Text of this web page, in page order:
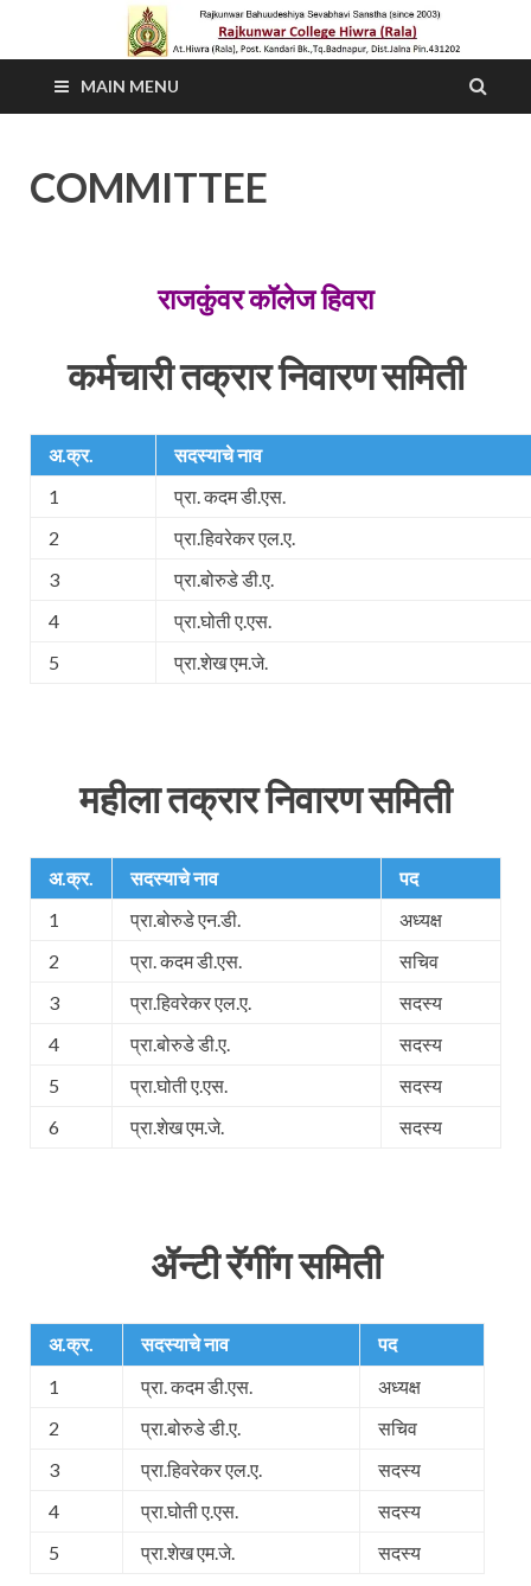
MAIN MENU
COMMITTEE
राजकुंवर कॉलेज हिवरा
कर्मचारी तक्रार निवारण समिती
अ.क्र.
सदस्याचे नाव
1
प्रा. कदम डी.एस.
2
प्रा.हिवरेकर एल.ए.
3
प्रा.बोरुडे डी.ए.
4
प्रा.घोती ए.एस.
5
प्रा.शेख एम.जे.
महीला तक्रार निवारण समिती
अ.क्र. सदस्याचे नाव
पद
1
प्रा.बोरुडे एन.डी.
अध्यक्ष
2
प्रा. कदम डी.एस.
सचिव
3
प्रा.हिवरेकर एल.ए.
सदस्य
4
प्रा.बोरुडे डी.ए.
सदस्य
5
प्रा.घोती ए.एस.
सदस्य
6
प्रा.शेख एम.जे. सदस्य
ॲन्टी रॅगींग समिती
अ.क्र. सदस्याचे नाव
पद
1
प्रा. कदम डी.एस.
अध्यक्ष
2
प्रा.बोरुडे डी.ए.
सचिव
3
प्रा.हिवरेकर एल.ए.
सदस्य
4
प्रा.घोती ए.एस.
सदस्य
5
प्रा.शेख एम.जे. सदस्य